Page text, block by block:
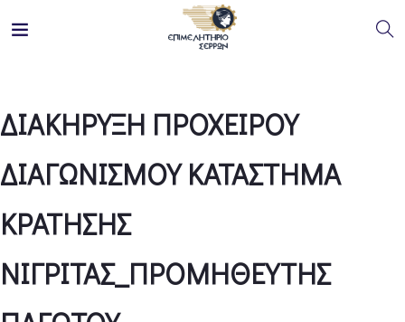
ΔΙΑΚΗΡΥΞΗ ΠΡΟΧΕΙΡΟΥ
ΔΙΑΓΩΝΙΣΜΟΥ ΚΑΤΑΣΤΗΜΑ
ΚΡΑΤΗΣΗΣ
ΝΙΓΡΙΤΑΣ_ΠΡΟΜΗΘΕΥΤΗΣ